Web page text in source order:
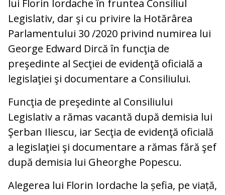
lui Florin Iordache în fruntea Consiliul
Legislativ, dar şi cu privire la Hotărârea
Parlamentului 30 /2020 privind numirea lui
George Edward Dircă în funcţia de
preşedinte al Secţiei de evidenţă oficială a
legislaţiei şi documentare a Consiliului.
Funcţia de preşedinte al Consiliului
Legislativ a rămas vacantă după demisia lui
Şerban Iliescu, iar Secţia de evidenţă oficială
a legislaţiei şi documentare a rămas fără şef
după demisia lui Gheorghe Popescu.
Alegerea lui Florin Iordache la șefia, pe viață,